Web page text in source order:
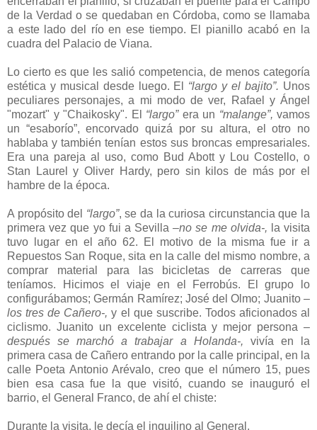
de la Verdad o se quedaban en Córdoba, como se llamaba
a este lado del río en ese tiempo. El pianillo acabó en la
cuadra del Palacio de Viana.
Lo cierto es que les salió competencia, de menos categoría
estética y musical desde luego. El “largo y el bajito”. Unos
peculiares personajes, a mi modo de ver, Rafael y Ángel
"mozart" y "Chaikosky". El “largo”era un “malange”, vamos
un “esaborío”, encorvado quizá por su altura, el otro no
hablaba y también tenían estos sus broncas empresariales.
Era una pareja al uso, como Bud Abott y Lou Costello, o
Stan Laurel y Oliver Hardy, pero sin kilos de más por el
hambre de la época.
A propósito del “largo”, se da la curiosa circunstancia que la
primera vez que yo fui a Sevilla–no se me olvida-, la visita
tuvo lugar en el año 62. El motivo de la misma fue ir a
Repuestos San Roque, sita en la calle del mismo nombre, a
comprar material para las bicicletas de carreras que
teníamos. Hicimos el viaje en el Ferrobús. El grupo lo
configurábamos; Germán Ramírez; José del Olmo; Juanito –
los tres de Cañero-, y el que suscribe. Todos aficionados al
ciclismo. Juanito un excelente ciclista y mejor persona –
después se marchó a trabajar a Holanda-, vivía en la
primera casa de Cañero entrando por la calle principal, en la
calle Poeta Antonio Arévalo, creo que el número 15, pues
bien esa casa fue la que visitó, cuando se inauguró el
barrio, el General Franco, de ahí el chiste:
Durante la visita, le decía el inquilino al General.